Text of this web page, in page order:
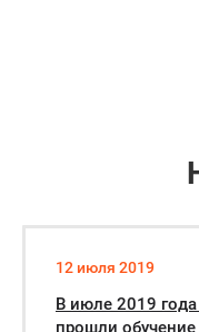
12 июля 2019
В июле 2019